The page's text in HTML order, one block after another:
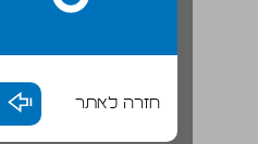
חזרה לאתר